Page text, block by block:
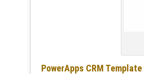
PowerApps CRM Template